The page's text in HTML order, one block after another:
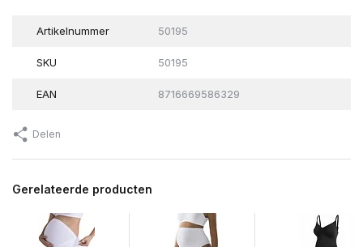
Artikelnummer 50195
SKU 50195
EAN 8716669586329
Delen
Gerelateerde producten